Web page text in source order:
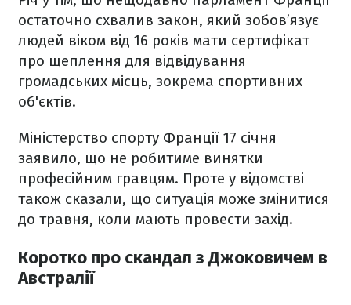
остаточно схвалив закон, який зобов’язує
людей віком від 16 років мати сертифікат
про щеплення для відвідування
громадських місць, зокрема спортивних
об'єктів.
Міністерство спорту Франції 17 січня
заявило, що не робитиме винятки
професійним гравцям. Проте у відомстві
також сказали, що ситуація може змінитися
до травня, коли мають провести захід.
Коротко про скандал з Джоковичем в
Австралії